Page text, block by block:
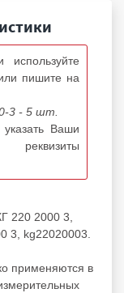
используйте
пишите на
3 - 5 шт.
Ваши
220 2000 3,
3, kg22020003.
применяются в